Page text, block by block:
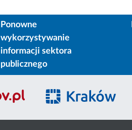
Ponowne
wykorzystywanie
informacji sektora
publicznego